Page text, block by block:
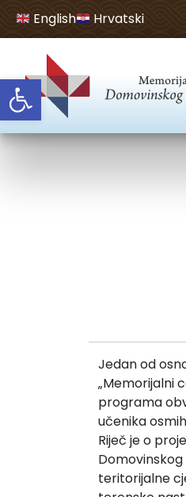
Open toolbar
English Hrvatski
Jedan od
„Memorijalni
programa
učenika
Riječ je o
teritorijalne